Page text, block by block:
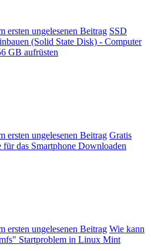
SSD
(Solid State Disk) - Computer
GB aufrüsten
Gratis
das Smartphone Downloaden
Wie kann
Startproblem in Linux Mint